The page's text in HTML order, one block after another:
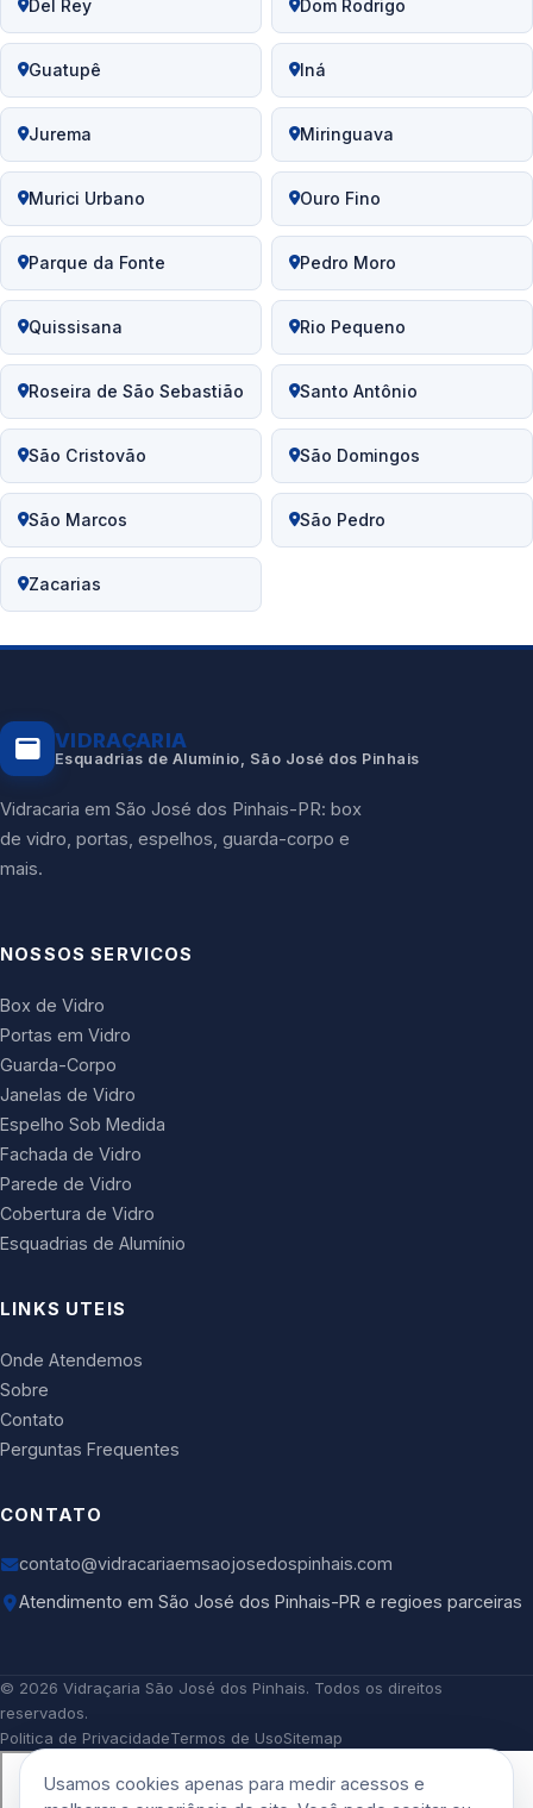
Del Rey Dom Rodrigo
Guatupê Iná
Jurema Miringuava
Murici Urbano Ouro Fino
Parque da Fonte Pedro Moro
Quissisana Rio Pequeno
Roseira de São Sebastião Santo Antônio
São Cristovão São Domingos
São Marcos São Pedro
Zacarias
VIDRAÇARIA
Esquadrias de Alumínio, São José dos Pinhais
Vidracaria em São José dos Pinhais-PR: box
de vidro, portas, espelhos, guarda-corpo e
mais.
NOSSOS SERVICOS
Box de Vidro
Portas em Vidro
Guarda-Corpo
Janelas de Vidro
Espelho Sob Medida
Fachada de Vidro
Parede de Vidro
Cobertura de Vidro
Esquadrias de Alumínio
LINKS UTEIS
Onde Atendemos
Sobre
Contato
Perguntas Frequentes
CONTATO
contato@vidracariaemsaojosedospinhais.com
Atendimento em São José dos Pinhais-PR e regioes parceiras
© 2026 Vidraçaria São José dos Pinhais. Todos os direitos
reservados.
Politica de PrivacidadeTermos de UsoSitemap
Usamos cookies apenas para medir acessos e